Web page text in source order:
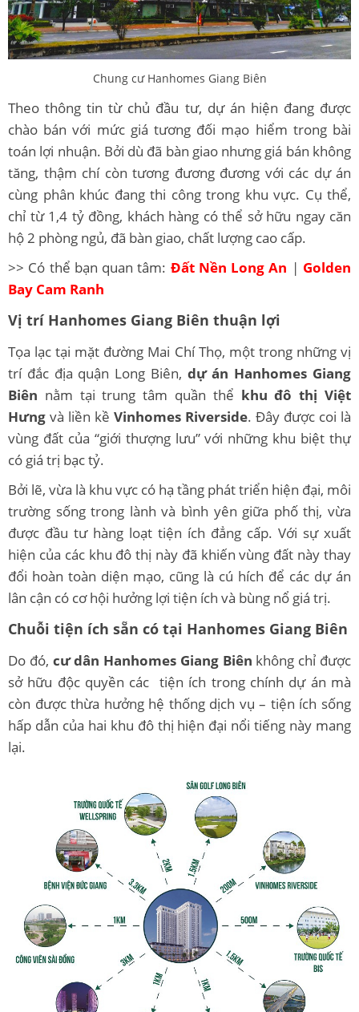
Chung cư Hanhomes Giang Biên
Theo thông tin từ chủ đầu tư, dự án hiện đang được
chào bán với mức giá tương đối mạo hiểm trong bài
toán lợi nhuận. Bởi dù đã bàn giao nhưng giá bán không
tăng, thậm chí còn tương đương đương với các dự án
cùng phân khúc đang thi công trong khu vực. Cụ thể,
chỉ từ 1,4 tỷ đồng, khách hàng có thể sở hữu ngay căn
hộ 2 phòng ngủ, đã bàn giao, chất lượng cao cấp.
>> Có thể bạn quan tâm: Đất Nền Long An | Golden
Bay Cam Ranh
Vị trí Hanhomes Giang Biên thuận lợi
Tọa lạc tại mặt đường Mai Chí Thọ, một trong những vị
trí đắc địa quận Long Biên, dự án Hanhomes Giang
Biên nằm tại trung tâm quần thể khu đô thị Việt
Hưng và liền kề Vinhomes Riverside. Đây được coi là
vùng đất của “giới thượng lưu” với những khu biệt thự
có giá trị bạc tỷ.
Bởi lẽ, vừa là khu vực có hạ tầng phát triển hiện đại, môi
trường sống trong lành và bình yên giữa phố thị, vừa
được đầu tư hàng loạt tiện ích đẳng cấp. Với sự xuất
hiện của các khu đô thị này đã khiến vùng đất này thay
đổi hoàn toàn diện mạo, cũng là cú hích để các dự án
lân cận có cơ hội hưởng lợi tiện ích và bùng nổ giá trị.
Chuỗi tiện ích sẵn có tại Hanhomes Giang Biên
Do đó, cư dân Hanhomes Giang Biên không chỉ được
sở hữu độc quyền các tiện ích trong chính dự án mà
còn được thừa hưởng hệ thống dịch vụ – tiện ích sống
hấp dẫn của hai khu đô thị hiện đại nổi tiếng này mang
lại.